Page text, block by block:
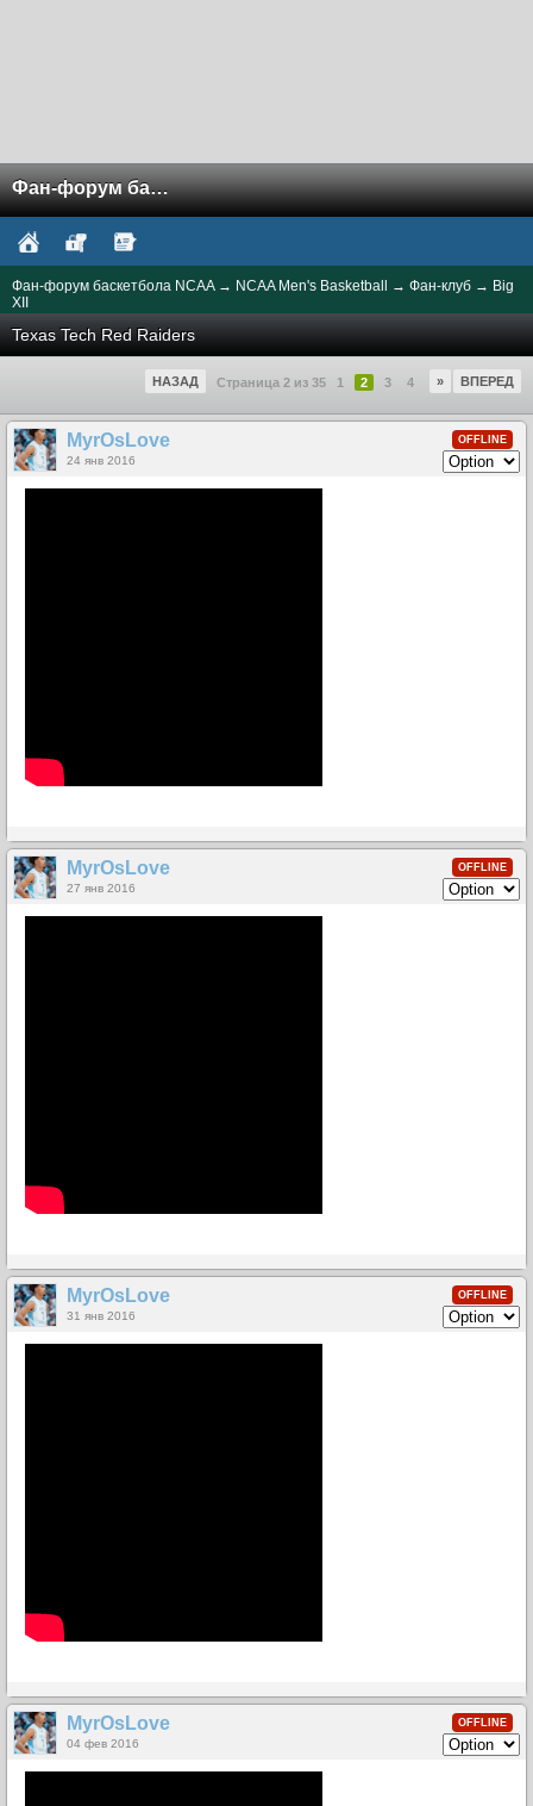
Фан-форум баскетбола NCAA
Фан-форум баскетбола NCAA → NCAA Men's Basketball → Фан-клуб → Big
XII
Texas Tech Red Raiders
НАЗАД Страница 2 из 35 1 2 3 4 ВПЕРЕД
»
OFFLINE
MyrOsLove
24 янв 2016
OFFLINE
MyrOsLove
27 янв 2016
OFFLINE
MyrOsLove
31 янв 2016
OFFLINE
MyrOsLove
04 фев 2016